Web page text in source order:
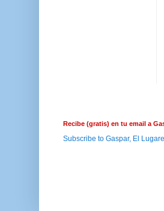
Recibe (gratis) en tu email a
Subscribe to Gaspar, El